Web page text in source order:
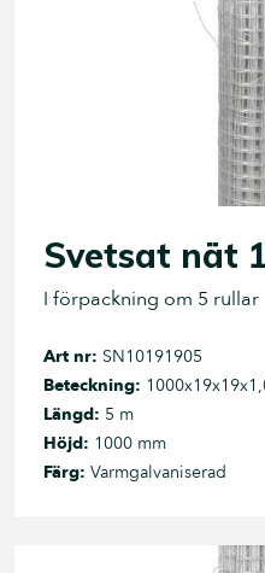
Svetsat nät
I förpackning om 5 rullar
Art nr: SN10191905
Beteckning:
Längd: 5 m
Höjd: 1000 mm
Färg: Varmgalvaniserad